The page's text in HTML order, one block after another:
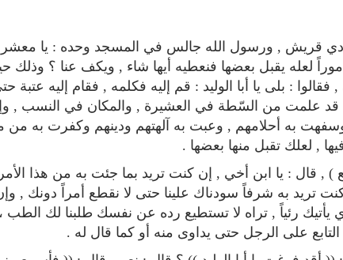
قريش , ورسول الله جالس في المسجد وحده : يا معشر
لعله يقبل بعضها فنعطيه أيها شاء , ويكف عنا ؟ وذلك
: بلى يا أبا الوليد : قم إليه فكلمه , فقام إليه عتبة
قد علمت من السّطة في العشيرة , والمكان في النسب ,
به أحلامهم , وعبت به آلهتهم ودينهم وكفرت به
, لعلك تقبل منها بعضها .
) , قال : يا ابن أخي , إن كنت تريد بما جئت به من هذا الأمر
تريد به شرفاً سودناك علينا حتى لا نقطع أمراً دونك ,
يأتيك رئياً , تراه لا تستطيع رده عن نفسك طلبنا لك الطب ،
التابع على الرجل حتى يداوى منه أو كما قال له .